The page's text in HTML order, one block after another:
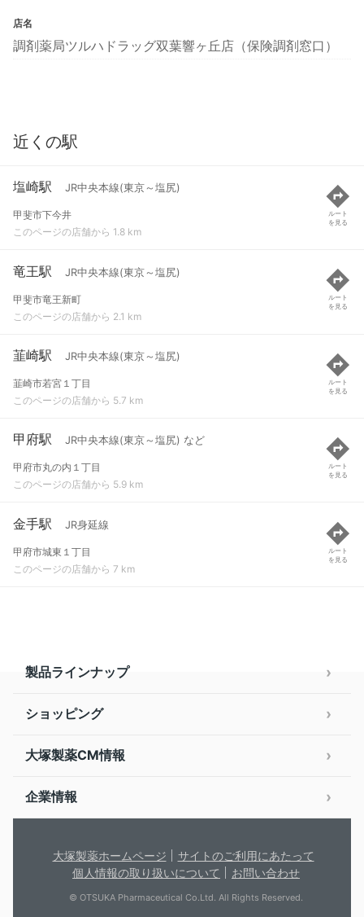
店名
調剤薬局ツルハドラッグ双葉響ヶ丘店（保険調剤窓口）
近くの駅
塩崎駅 JR中央本線(東京～塩尻)
甲斐市下今井
このページの店舗から 1.8 km
ルート
を見る
竜王駅 JR中央本線(東京～塩尻)
甲斐市竜王新町
このページの店舗から 2.1 km
ルート
を見る
韮崎駅 JR中央本線(東京～塩尻)
韮崎市若宮１丁目
このページの店舗から 5.7 km
ルート
を見る
甲府駅 JR中央本線(東京～塩尻) など
甲府市丸の内１丁目
このページの店舗から 5.9 km
ルート
を見る
金手駅 JR身延線
甲府市城東１丁目
このページの店舗から 7 km
ルート
を見る
製品ラインナップ
ショッピング
大塚製薬CM情報
企業情報
大塚製薬ホームページ
サイトのご利用にあたって
個人情報の取り扱いについて
お問い合わせ
© OTSUKA Pharmaceutical Co.Ltd. All Rights Reserved.